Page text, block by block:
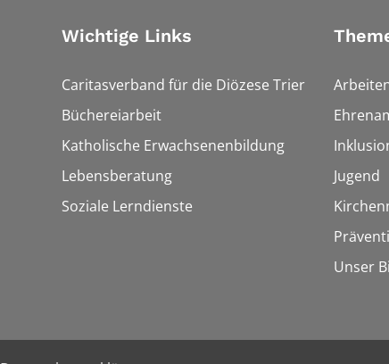
Wichtige Links
Caritasverband für die Diözese Trier
Büchereiarbeit
Katholische Erwachsenenbildung
Lebensberatung
Soziale Lerndienste
Jugend
Unser